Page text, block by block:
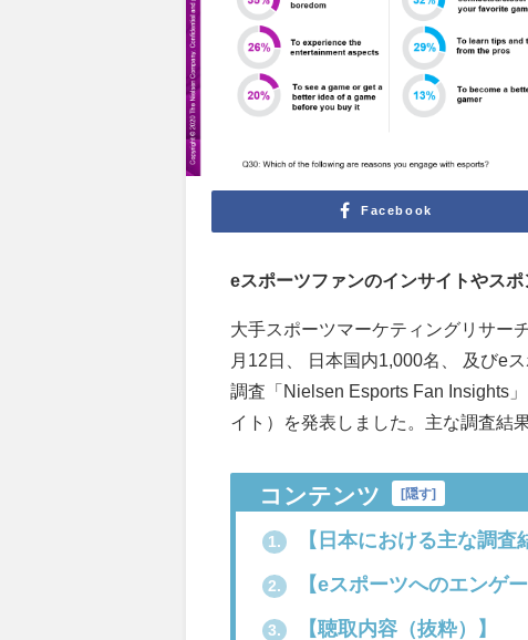
Facebook
eスポーツファンのインサイトやス
大手スポーツマーケティングリサー
月12日、 日本国内1,000名、 及びe
調査「Nielsen Esports Fan Insights
イト）を発表しました。主な調査結
コンテンツ [隠す]
1. 【日本における主な調査
2. 【eスポーツへのエンゲー
3. 【聴取内容（抜粋）】